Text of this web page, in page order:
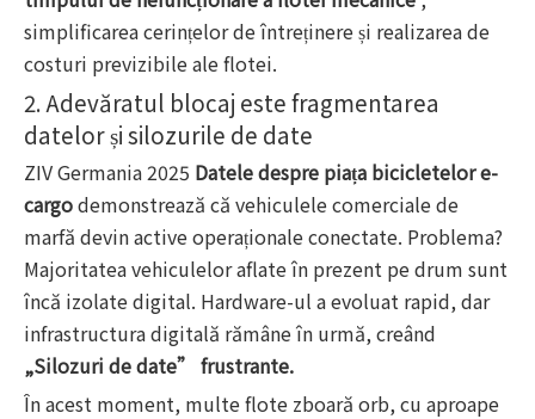
simplificarea cerințelor de întreținere și realizarea de
costuri previzibile ale flotei.
2. Adevăratul blocaj este fragmentarea
datelor și silozurile de date
ZIV Germania 2025 Datele despre piața bicicletelor e-
cargodemonstrează că vehiculele comerciale de
marfă devin active operaționale conectate. Problema?
Majoritatea vehiculelor aflate în prezent pe drum sunt
încă izolate digital. Hardware-ul a evoluat rapid, dar
infrastructura digitală rămâne în urmă, creând
„Silozuri de date” frustrante.
În acest moment, multe flote zboară orb, cu aproape